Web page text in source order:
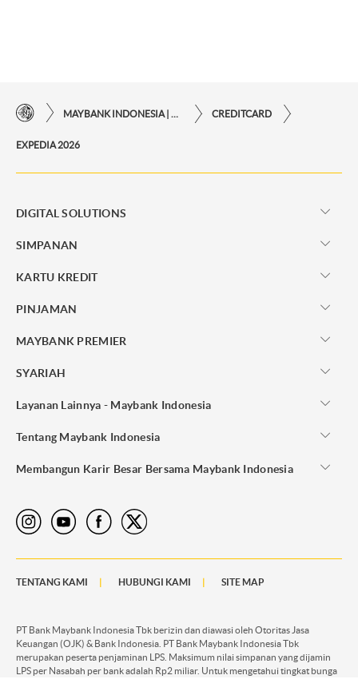
MAYBANK INDONESIA | KEMUDAHAN TRANSAKSI FINANSIAL DI UJUNG JARI ANDA CREDITCARD
EXPEDIA 2026
DIGITAL SOLUTIONS
SIMPANAN
KARTU KREDIT
PINJAMAN
MAYBANK PREMIER
SYARIAH
Layanan Lainnya - Maybank Indonesia
Tentang Maybank Indonesia
Membangun Karir Besar Bersama Maybank Indonesia
TENTANG KAMI HUBUNGI KAMI SITE MAP
PT Bank Maybank Indonesia Tbk berizin dan diawasi oleh Otoritas Jasa
Keuangan (OJK) & Bank Indonesia. PT Bank Maybank Indonesia Tbk
merupakan peserta penjaminan LPS. Maksimum nilai simpanan yang dijamin
LPS per Nasabah per bank adalah Rp2 miliar. Untuk mengetahui tingkat bunga